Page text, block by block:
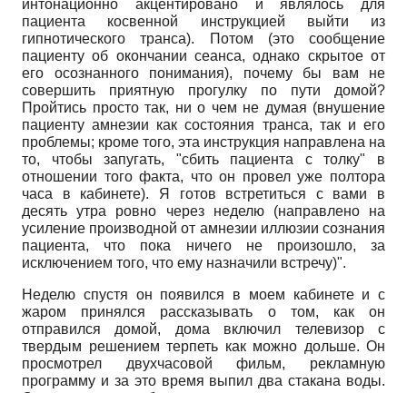
интонационно акцентировано и являлось для
пациента косвенной инструкцией выйти из
гипнотического транса). Потом (это сообщение
пациенту об окончании сеанса, однако скрытое от
его осознанного понимания), почему бы вам не
совершить приятную прогулку по пути домой?
Пройтись просто так, ни о чем не думая (внушение
пациенту амнезии как состояния транса, так и его
проблемы; кроме того, эта инструкция направлена на
то, чтобы запугать, "сбить пациента с толку" в
отношении того факта, что он провел уже полтора
часа в кабинете). Я готов встретиться с вами в
десять утра ровно через неделю (направлено на
усиление производной от амнезии иллюзии сознания
пациента, что пока ничего не произошло, за
исключением того, что ему назначили встречу)".
Неделю спустя он появился в моем кабинете и с
жаром принялся рассказывать о том, как он
отправился домой, дома включил телевизор с
твердым решением терпеть как можно дольше. Он
просмотрел двухчасовой фильм, рекламную
программу и за это время выпил два стакана воды.